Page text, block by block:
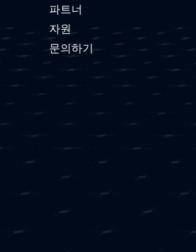
파트너
자원
문의하기